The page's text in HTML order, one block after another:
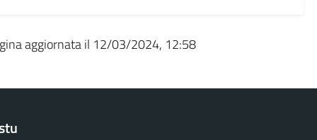
aggiornata il 12/03/2024, 12:58